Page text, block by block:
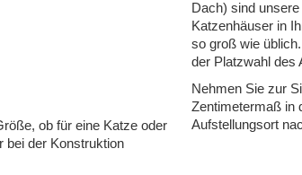
ob für eine Katze oder
bei der Konstruktion
Dach) sind
Katzenhäuser in
so groß wie
der Platzwahl des
Nehmen Sie zur
Zentimetermaß in
Aufstellungsort